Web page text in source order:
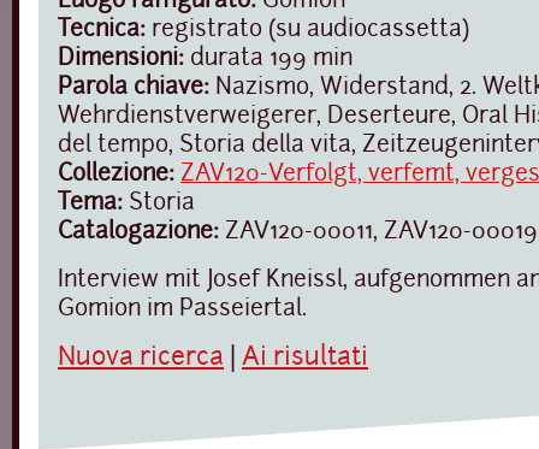
Tecnica: registrato (su audiocassetta)
Dimensioni: durata 199 min
Parola chiave: Nazismo, Widerstand, 2.
Wehrdienstverweigerer, Deserteure, Oral
del tempo, Storia della vita,
Collezione: ZAV120-Verfolgt, verfemt,
Tema: Storia
Catalogazione: ZAV120-00011, ZAV120-00019
Interview mit Josef Kneissl, aufgenommen
Gomion im Passeiertal.
Nuova ricerca Ai risultati